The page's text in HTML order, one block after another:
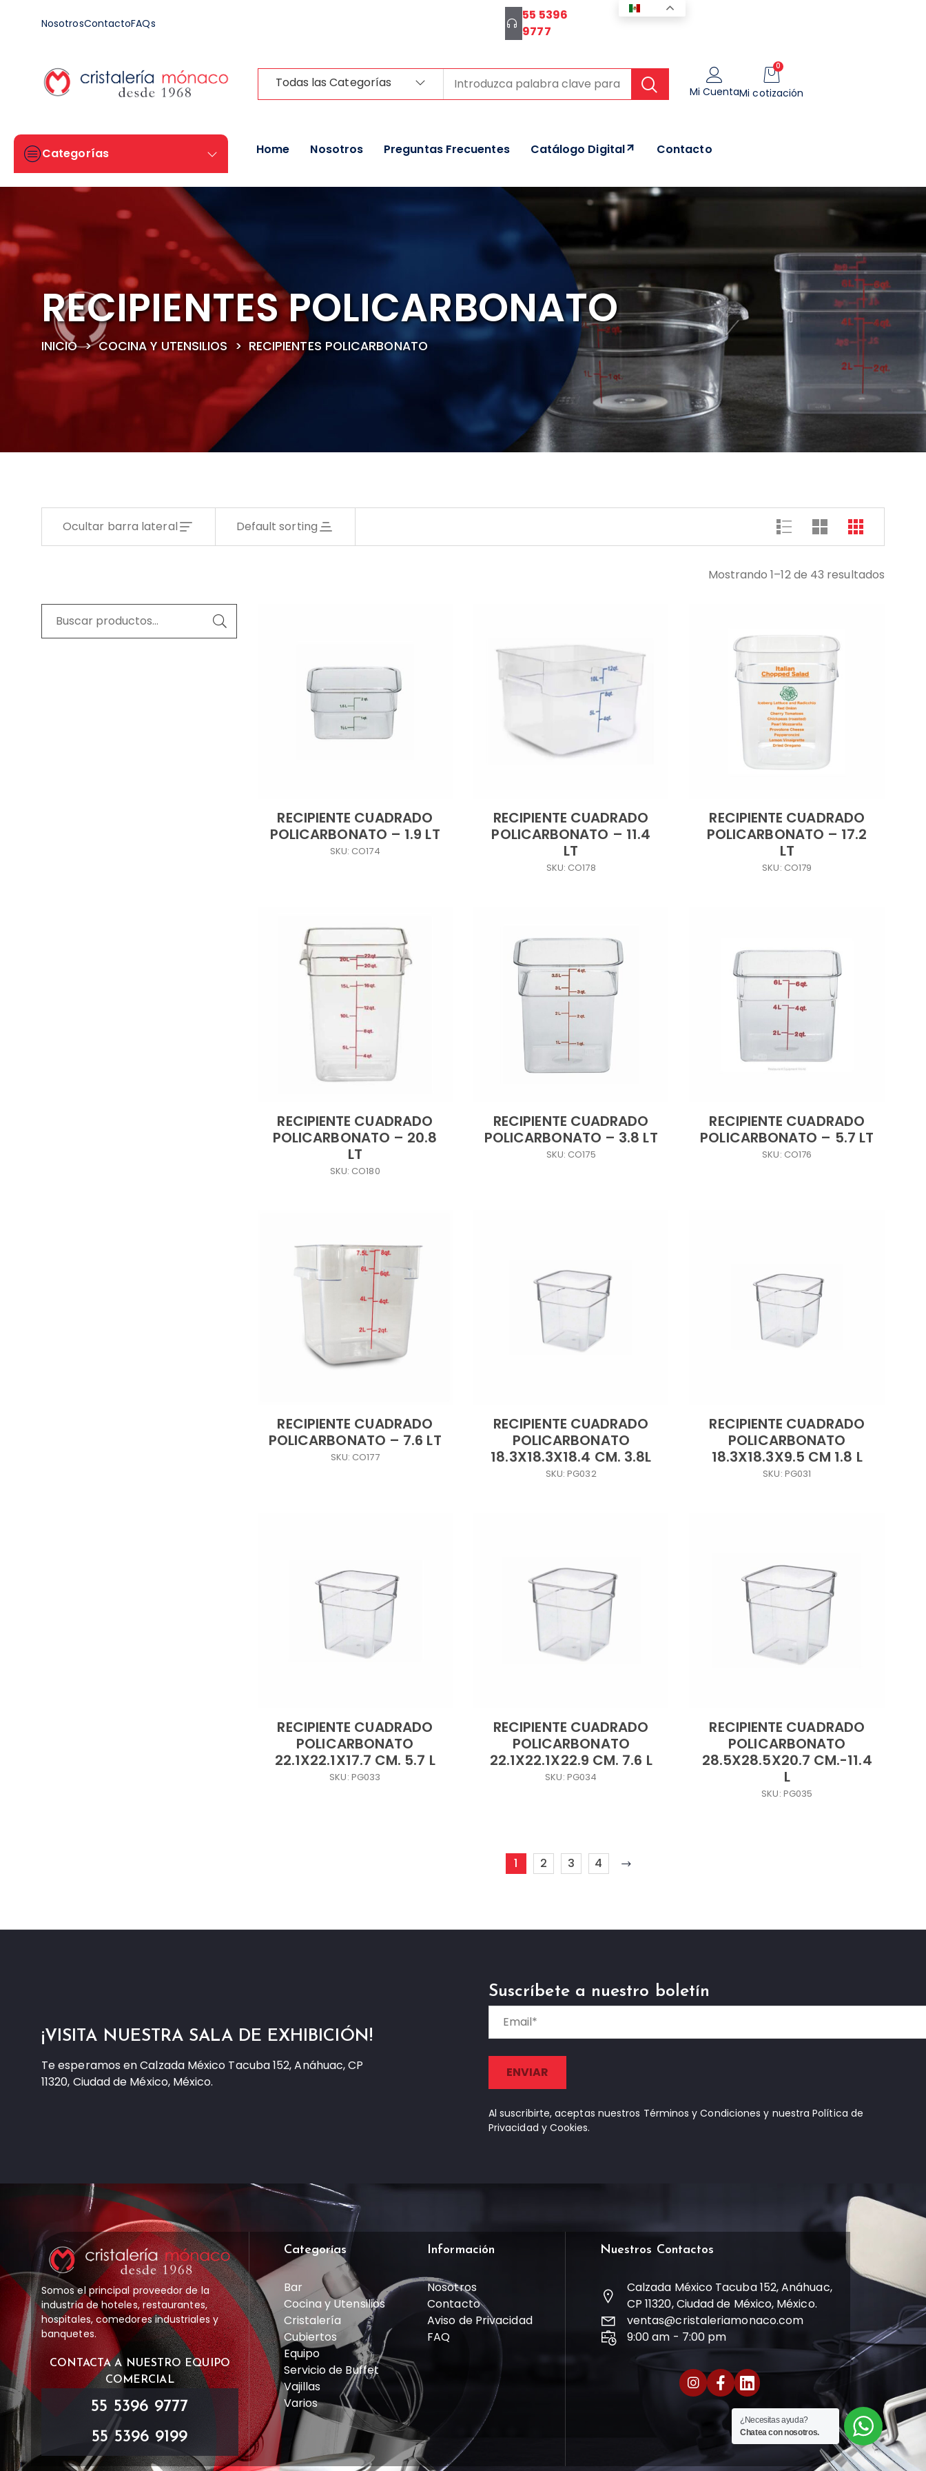
NosotrosContactoFAQs
55 5396
9777
Todas las Categorías
Mi Cuenta
0
Mi cotización
Categorías Home Nosotros Preguntas Frecuentes Catálogo Digital Contacto
RECIPIENTES POLICARBONATO
INICIO>COCINA Y UTENSILIOS> RECIPIENTES POLICARBONATO
Ocultar barra lateral Default sorting
Mostrando 1–12 de 43 resultados
RECIPIENTE CUADRADO
POLICARBONATO – 1.9 LT
SKU: CO174
RECIPIENTE CUADRADO
POLICARBONATO – 11.4
LT
SKU: CO178
RECIPIENTE CUADRADO
POLICARBONATO – 17.2
LT
SKU: CO179
RECIPIENTE CUADRADO
POLICARBONATO – 20.8
LT
SKU: CO180
RECIPIENTE CUADRADO
POLICARBONATO – 3.8 LT
SKU: CO175
RECIPIENTE CUADRADO
POLICARBONATO – 5.7 LT
SKU: CO176
RECIPIENTE CUADRADO
POLICARBONATO – 7.6 LT
SKU: CO177
RECIPIENTE CUADRADO
POLICARBONATO
18.3X18.3X18.4 CM. 3.8L
SKU: PG032
RECIPIENTE CUADRADO
POLICARBONATO
18.3X18.3X9.5 CM 1.8 L
SKU: PG031
RECIPIENTE CUADRADO
POLICARBONATO
22.1X22.1X17.7 CM. 5.7 L
SKU: PG033
RECIPIENTE CUADRADO
POLICARBONATO
22.1X22.1X22.9 CM. 7.6 L
SKU: PG034
RECIPIENTE CUADRADO
POLICARBONATO
28.5X28.5X20.7 CM.-11.4
L
SKU: PG035
1 2 3 4
¡VISITA NUESTRA SALA DE EXHIBICIÓN!
Te esperamos en Calzada México Tacuba 152, Anáhuac, CP
11320, Ciudad de México, México.
Suscríbete a nuestro boletín
Al suscribirte, aceptas nuestros Términos y Condiciones y nuestra Política de
Privacidad y Cookies.
Somos el principal proveedor de la
industria de hoteles, restaurantes,
hospitales, comedores industriales y
banquetes.
CONTACTA A NUESTRO EQUIPO
COMERCIAL
55 5396 9777
55 5396 9199
Categorías
Bar
Cocina y Utensilios
Cristalería
Cubiertos
Equipo
Servicio de Buffet
Vajillas
Varios
Información
Nosotros
Contacto
Aviso de Privacidad
FAQ
Nuestros Contactos
Calzada México Tacuba 152, Anáhuac,
CP 11320, Ciudad de México, México.
ventas@cristaleriamonaco.com
9:00 am - 7:00 pm
¿Necesitas ayuda?
Chatea con nosotros.